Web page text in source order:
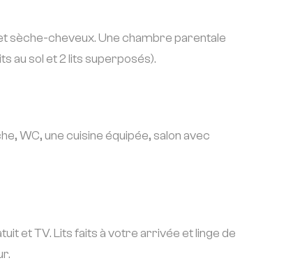
sèche-cheveux. Une chambre parentale
au sol et 2 lits superposés).
WC, une cuisine équipée, salon avec
et TV. Lits faits à votre arrivée et linge de